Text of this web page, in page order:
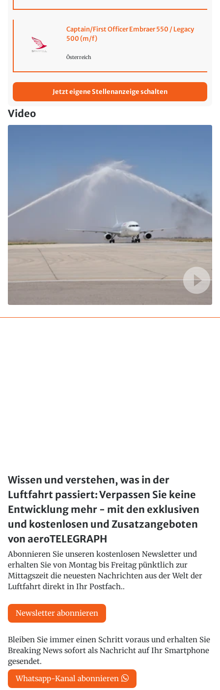
Captain/First Officer Embraer 550 / Legacy
500 (m/f)
Österreich
Jetzt eigene Stellenanzeige schalten
Video
Wissen und verstehen, was in der
Luftfahrt passiert: Verpassen Sie keine
Entwicklung mehr - mit den exklusiven
und kostenlosen und Zusatzangeboten
von aeroTELEGRAPH
Abonnieren Sie unseren kostenlosen Newsletter und
erhalten Sie von Montag bis Freitag pünktlich zur
Mittagszeit die neuesten Nachrichten aus der Welt der
Luftfahrt direkt in Ihr Postfach..
Newsletter abonnieren
Bleiben Sie immer einen Schritt voraus und erhalten Sie
Breaking News sofort als Nachricht auf Ihr Smartphone
gesendet.
Whatsapp-Kanal abonnieren